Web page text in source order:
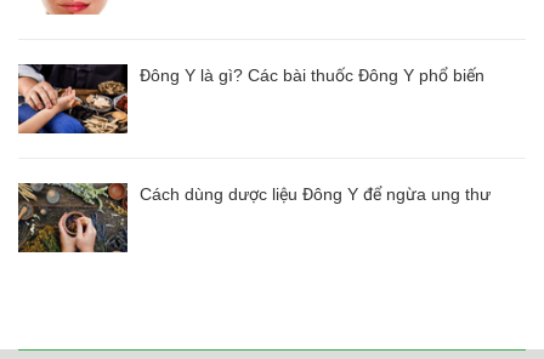
Đông Y là gì? Các bài thuốc Đông Y phổ biến
Cách dùng dược liệu Đông Y để ngừa ung thư